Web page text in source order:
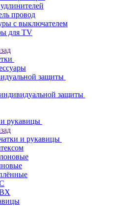
провод
с выключателем
для TV
защиты
защиты
рукавицы
и рукавицы